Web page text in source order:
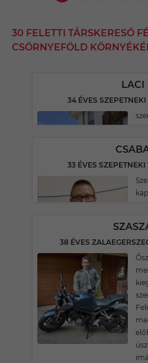
30 FELETTI TÁRSKERESŐ
CSÖRNYEFÖLD
LACI
34 ÉVES SZEPETNEKI
33 ÉVES SZEPETNEKI
38 ÉVES